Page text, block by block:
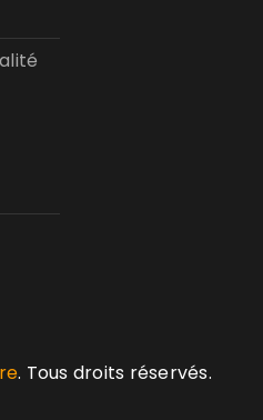
. Tous droits réservés.